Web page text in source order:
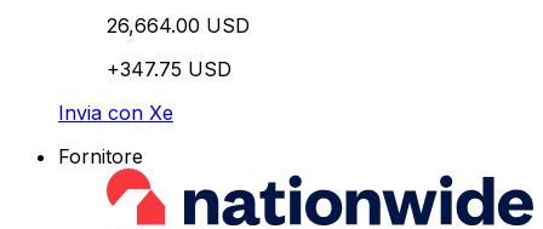
26,664.00 USD
+347.75 USD
Invia con Xe
Fornitore